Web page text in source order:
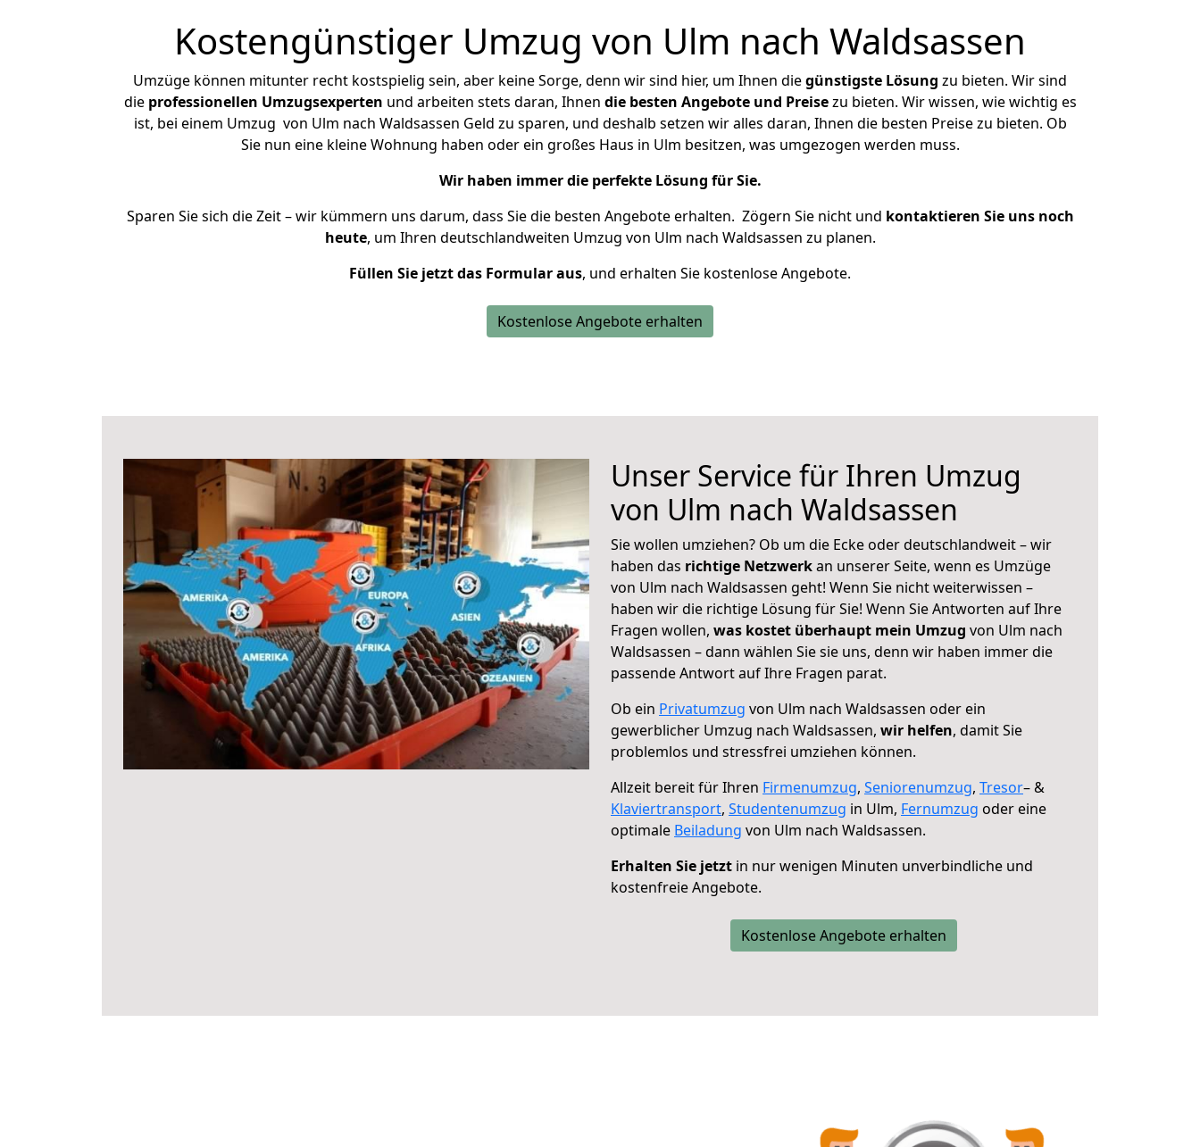
Kostengünstiger Umzug von Ulm nach Waldsassen
Umzüge können mitunter recht kostspielig sein, aber keine Sorge, denn wir sind hier, um Ihnen diegünstigste Lösung zu bieten. Wir sind
die professionellen Umzugsexperten und arbeiten stets daran, Ihnen die besten Angebote und Preisezu bieten. Wir wissen, wie wichtig es
ist, bei einem Umzug von Ulm nach Waldsassen Geld zu sparen, und deshalb setzen wir alles daran, Ihnen die besten Preise zu bieten. Ob
Sie nun eine kleine Wohnung haben oder ein großes Haus in Ulm besitzen, was umgezogen werden muss.
Wir haben immer die perfekte Lösung für Sie.
Sparen Sie sich die Zeit – wir kümmern uns darum, dass Sie die besten Angebote erhalten. Zögern Sie nicht und kontaktieren Sie uns noch
heute, um Ihren deutschlandweiten Umzug von Ulm nach Waldsassen zu planen.
Füllen Sie jetzt das Formular aus, und erhalten Sie kostenlose Angebote.
Kostenlose Angebote erhalten
Unser Service für Ihren Umzug
von Ulm nach Waldsassen
Sie wollen umziehen? Ob um die Ecke oder deutschlandweit – wir
haben das richtige Netzwerkan unserer Seite, wenn es Umzüge
von Ulm nach Waldsassen geht! Wenn Sie nicht weiterwissen –
haben wir die richtige Lösung für Sie! Wenn Sie Antworten auf Ihre
Fragen wollen, was kostet überhaupt mein Umzug von Ulm nach
Waldsassen – dann wählen Sie sie uns, denn wir haben immer die
passende Antwort auf Ihre Fragen parat.
Ob ein Privatumzug von Ulm nach Waldsassen oder ein
gewerblicher Umzug nach Waldsassen, wir helfen, damit Sie
problemlos und stressfrei umziehen können.
Allzeit bereit für Ihren Firmenumzug, Seniorenumzug, Tresor– &
Klaviertransport, Studentenumzug in Ulm, Fernumzug oder eine
optimale Beiladung von Ulm nach Waldsassen.
Erhalten Sie jetzt in nur wenigen Minuten unverbindliche und
kostenfreie Angebote.
Kostenlose Angebote erhalten